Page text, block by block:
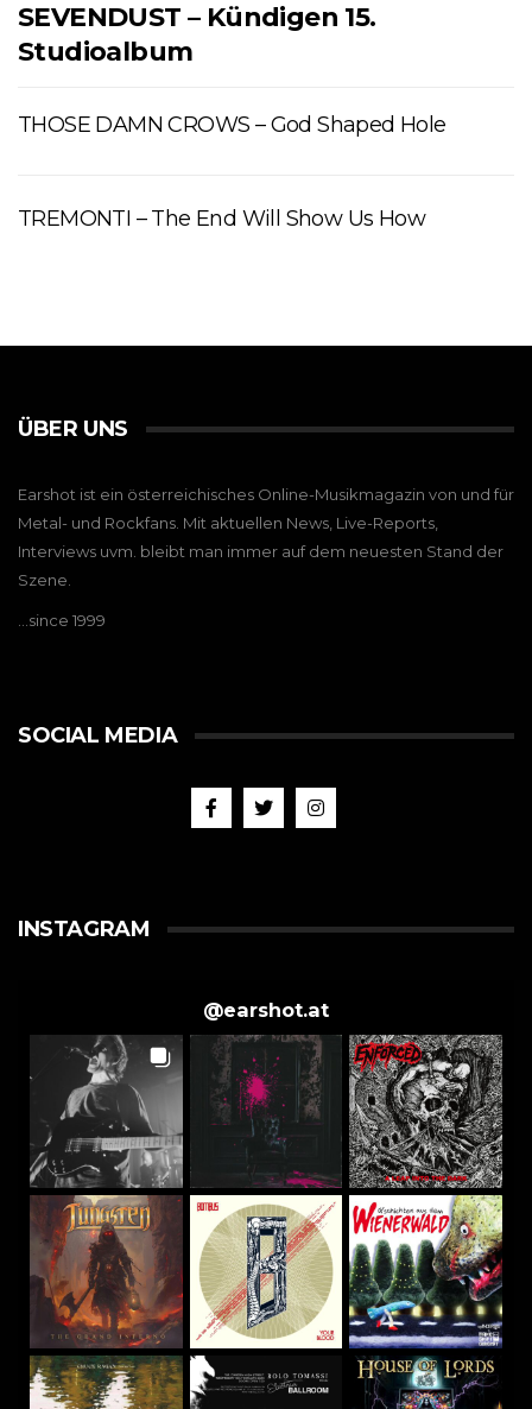
SEVENDUST – Kündigen 15.
Studioalbum
THOSE DAMN CROWS – God Shaped Hole
TREMONTI – The End Will Show Us How
ÜBER UNS
Earshot ist ein österreichisches Online-Musikmagazin von und für
Metal- und Rockfans. Mit aktuellen News, Live-Reports,
Interviews uvm. bleibt man immer auf dem neuesten Stand der
Szene.
…since 1999
SOCIAL MEDIA
INSTAGRAM
@earshot.at